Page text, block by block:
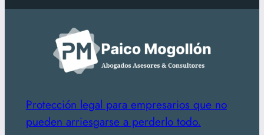
Protección legal para empresarios que no
pueden arriesgarse a perderlo todo.